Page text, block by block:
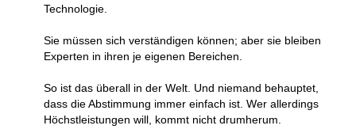
Technologie.
Sie müssen sich verständigen können; aber sie bleiben
Experten in ihren je eigenen Bereichen.
So ist das überall in der Welt. Und niemand behauptet,
dass die Abstimmung immer einfach ist. Wer allerdings
Höchstleistungen will, kommt nicht drumherum.